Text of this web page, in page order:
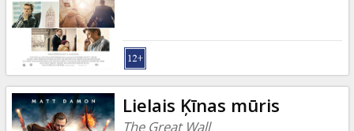
Lielais Ķīnas mūris
The Great Wall